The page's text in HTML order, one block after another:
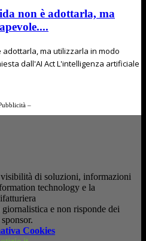
non è adottarla, ma
ma utilizzarla in modo
dall'AI Act L'intelligenza artificiale
–
di soluzioni, informazioni
technology e la
e non risponde dei
Cookies